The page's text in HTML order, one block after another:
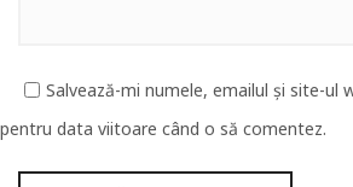
Salvează-mi numele, emailul și site-ul
pentru data viitoare când o să comentez.